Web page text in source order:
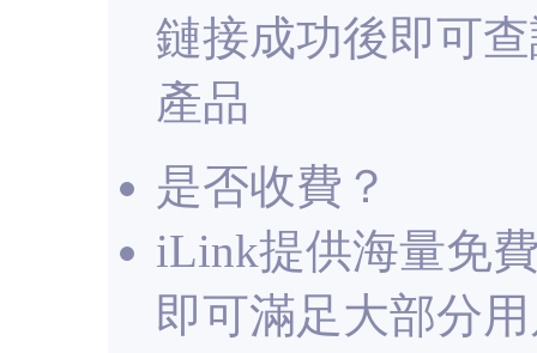
鏈接成功後即可
產品
是否收費？
iLink提供海量免
即可滿足大部分